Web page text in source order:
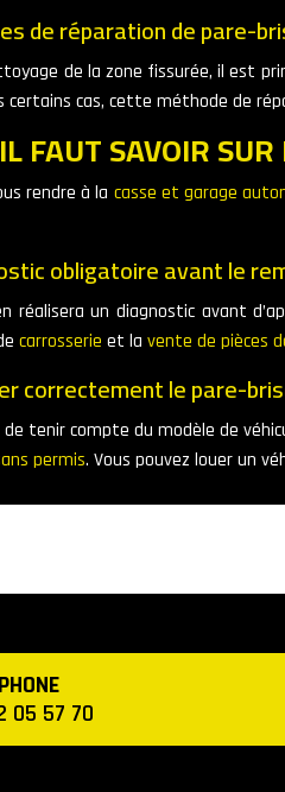
de réparation de pare-
de la zone fissurée, il est
certains cas, cette méthode de
FAUT SAVOIR
rendre à la casse et garage
obligatoire avant le
réalisera un diagnostic avant
carrosserie et lavente de pièces
correctement le pare-
tenir compte du modèle de
permis. Vous pouvez louer un
05 57 70